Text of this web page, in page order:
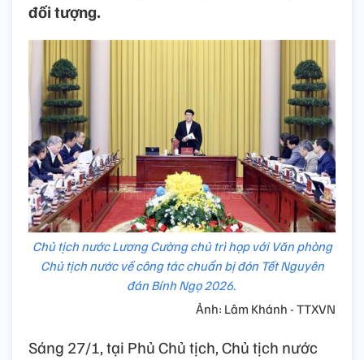
đối tượng.
Chủ tịch nước Lương Cường chủ trì họp với Văn phòng
Chủ tịch nước về công tác chuẩn bị đón Tết Nguyên
đán Bính Ngọ 2026.
Ảnh: Lâm Khánh - TTXVN
Sáng 27/1, tại Phủ Chủ tịch, Chủ tịch nước